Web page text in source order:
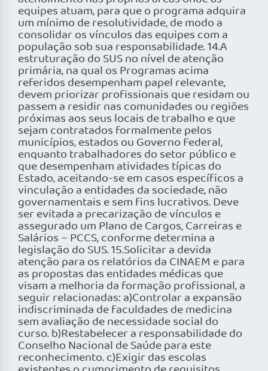
equipes atuam, para que o programa adquira
um mínimo de resolutividade, de modo a
consolidar os vínculos das equipes com a
população sob sua responsabilidade. 14.A
estruturação do SUS no nível de atenção
primária, na qual os Programas acima
referidos desempenham papel relevante,
devem priorizar profissionais que residam ou
passem a residir nas comunidades ou regiões
próximas aos seus locais de trabalho e que
sejam contratados formalmente pelos
municípios, estados ou Governo Federal,
enquanto trabalhadores do setor público e
que desempenham atividades típicas do
Estado, aceitando-se em casos específicos a
vinculação a entidades da sociedade, não
governamentais e sem fins lucrativos. Deve
ser evitada a precarização de vínculos e
assegurado um Plano de Cargos, Carreiras e
Salários – PCCS, conforme determina a
legislação do SUS. 15.Solicitar a devida
atenção para os relatórios da CINAEM e para
as propostas das entidades médicas que
visam a melhoria da formação profissional, a
seguir relacionadas: a)Controlar a expansão
indiscriminada de faculdades de medicina
sem avaliação de necessidade social do
curso. b)Restabelecer a responsabilidade do
Conselho Nacional de Saúde para este
reconhecimento. c)Exigir das escolas